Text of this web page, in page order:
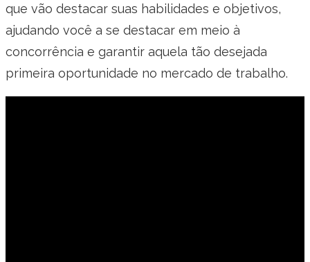
que vão destacar suas habilidades e objetivos,
ajudando você a se destacar em meio à
concorrência e garantir aquela tão desejada
primeira oportunidade no mercado de trabalho.